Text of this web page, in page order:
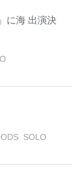
に海 出演決
SOLO